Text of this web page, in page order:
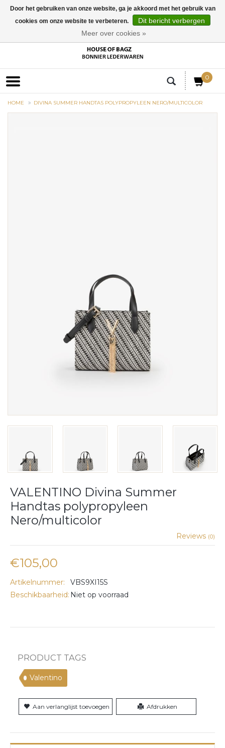
0
HOME DIVINA SUMMER HANDTAS POLYPROPYLEEN NERO/MULTICOLOR
VALENTINO Divina Summer
Handtas polypropyleen
Nero/multicolor
Reviews (0)
€105,00
Artikelnummer:
VBS9XI15S
Beschikbaarheid: Niet op voorraad
PRODUCT TAGS
Valentino
Aan verlanglijst toevoegen Afdrukken
Door het gebruiken van onze website, ga je akkoord met het gebruik van
cookies om onze website te verbeteren.
Dit bericht verbergen
Meer over cookies »